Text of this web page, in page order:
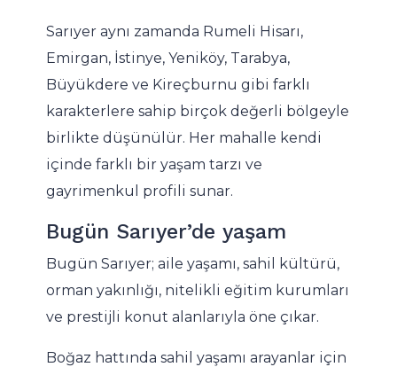
Sarıyer aynı zamanda Rumeli Hisarı,
Emirgan, İstinye, Yeniköy, Tarabya,
Büyükdere ve Kireçburnu gibi farklı
karakterlere sahip birçok değerli bölgeyle
birlikte düşünülür. Her mahalle kendi
içinde farklı bir yaşam tarzı ve
gayrimenkul profili sunar.
Bugün Sarıyer’de yaşam
Bugün Sarıyer; aile yaşamı, sahil kültürü,
orman yakınlığı, nitelikli eğitim kurumları
ve prestijli konut alanlarıyla öne çıkar.
Boğaz hattında sahil yaşamı arayanlar için